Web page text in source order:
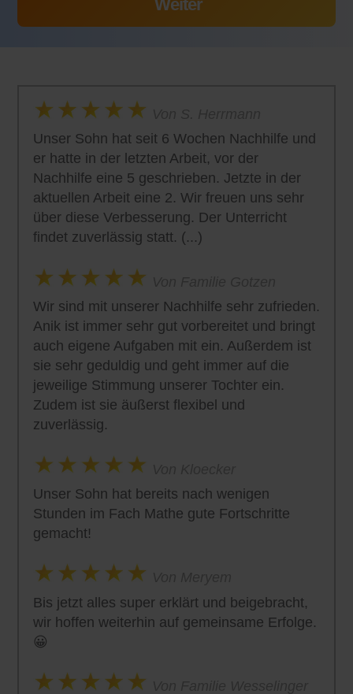
Unser Sohn hat seit 6 Wochen Nachhilfe und
er hatte in der letzten Arbeit, vor der
Nachhilfe eine 5 geschrieben. Jetzte in der
aktuellen Arbeit eine 2. Wir freuen uns sehr
über diese Verbesserung. Der Unterricht
findet zuverlässig statt. (...)
Wir sind mit unserer Nachhilfe sehr zufrieden.
Anik ist immer sehr gut vorbereitet und bringt
auch eigene Aufgaben mit ein. Außerdem ist
sie sehr geduldig und geht immer auf die
jeweilige Stimmung unserer Tochter ein.
Zudem ist sie äußerst flexibel und
zuverlässig.
Unser Sohn hat bereits nach wenigen
Stunden im Fach Mathe gute Fortschritte
gemacht!
Bis jetzt alles super erklärt und beigebracht,
wir hoffen weiterhin auf gemeinsame Erfolge.
😀